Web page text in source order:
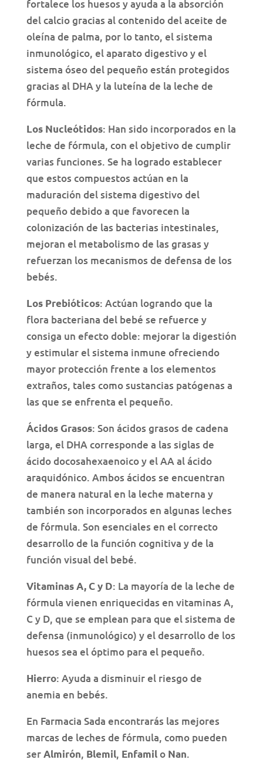
fortalece los huesos y ayuda a la absorción
del calcio gracias al contenido del aceite de
oleína de palma, por lo tanto, el sistema
inmunológico, el aparato digestivo y el
sistema óseo del pequeño están protegidos
gracias al DHA y la luteína de la leche de
fórmula.
Los Nucleótidos: Han sido incorporados en la
leche de fórmula, con el objetivo de cumplir
varias funciones. Se ha logrado establecer
que estos compuestos actúan en la
maduración del sistema digestivo del
pequeño debido a que favorecen la
colonización de las bacterias intestinales,
mejoran el metabolismo de las grasas y
refuerzan los mecanismos de defensa de los
bebés.
Los Prebióticos: Actúan logrando que la
flora bacteriana del bebé se refuerce y
consiga un efecto doble: mejorar la digestión
y estimular el sistema inmune ofreciendo
mayor protección frente a los elementos
extraños, tales como sustancias patógenas a
las que se enfrenta el pequeño.
Ácidos Grasos: Son ácidos grasos de cadena
larga, el DHA corresponde a las siglas de
ácido docosahexaenoico y el AA al ácido
araquidónico. Ambos ácidos se encuentran
de manera natural en la leche materna y
también son incorporados en algunas leches
de fórmula. Son esenciales en el correcto
desarrollo de la función cognitiva y de la
función visual del bebé.
Vitaminas A, C y D: La mayoría de la leche de
fórmula vienen enriquecidas en vitaminas A,
C y D, que se emplean para que el sistema de
defensa (inmunológico) y el desarrollo de los
huesos sea el óptimo para el pequeño.
Hierro: Ayuda a disminuir el riesgo de
anemia en bebés.
En Farmacia Sada encontrarás las mejores
marcas de leches de fórmula, como pueden
serAlmirón, Blemil, Enfamilo Nan.